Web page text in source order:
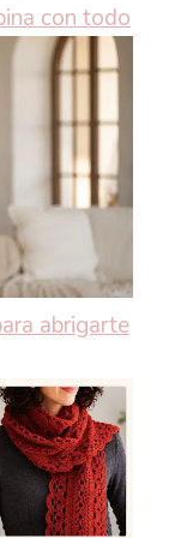
con todo
abrigarte